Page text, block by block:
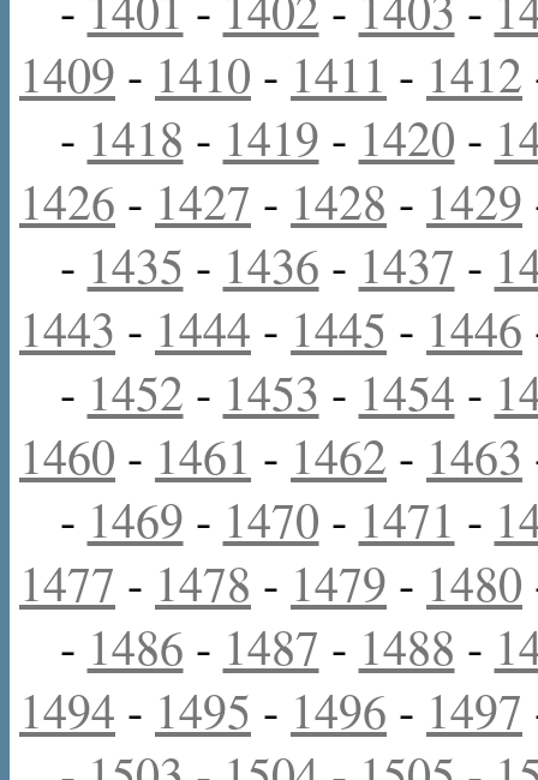
1409 - 1410 - 1411 - 1412
- 1418 - 1419 - 1420 -
1426 - 1427 - 1428 - 1429
- 1435 - 1436 - 1437 -
1443 - 1444 - 1445 - 1446
- 1452 - 1453 - 1454 -
1460 - 1461 - 1462 - 1463
- 1469 - 1470 - 1471 -
1477 - 1478 - 1479 - 1480
- 1486 - 1487 - 1488 -
1494 - 1495 - 1496 - 1497